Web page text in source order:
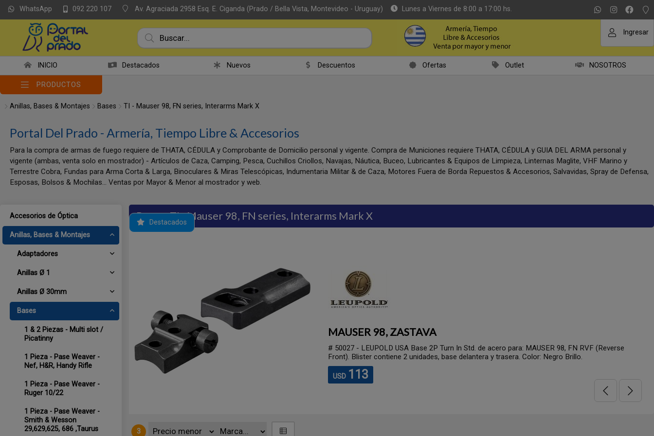
WhatsApp 092 220 107 Av. Agraciada 2958 Esq. E. Ciganda (Prado / Bella Vista, Montevideo - Uruguay) Lunes a Viernes de 8:00 a 17:00 hs.
Ingresar
INICIO Destacados Nuevos Descuentos Ofertas Outlet NOSOTROS
PRODUCTOS
Anillas, Bases & Montajes Bases TI - Mauser 98, FN series, Interarms Mark X
Portal Del Prado - Armería, Tiempo Libre & Accesorios
Para la compra de armas de fuego requiere de THATA, CÉDULA y Comprobante de Domicilio personal y vigente. Compra de Municiones requiere THATA, CÉDULA y GUIA DEL ARMA personal y
vigente (ambas, venta solo en mostrador) - Artículos de Caza, Camping, Pesca, Cuchillos Criollos, Navajas, Náutica, Buceo, Lubricantes & Equipos de Limpieza, Linternas Maglite, VHF Marino y
Terrestre Cobra, Fundas para Arma Corta & Larga, Binoculares & Miras Telescópicas, Indumentaria Militar & de Caza, Motores Fuera de Borda Repuestos & Accesorios, Salvavidas, Spray de Defensa,
Esposas, Bolsos & Mochilas... Ventas por Mayor & Menor al mostrador y web.
Accesorios de Óptica
Anillas, Bases & Montajes
Adaptadores
Anillas Ø 1
Anillas Ø 30mm
Bases
1 & 2 Piezas - Multi slot /
Picatinny
1 Pieza - Pase Weaver -
Nef, H&R, Handy Rifle
1 Pieza - Pase Weaver -
Ruger 10/22
1 Pieza - Pase Weaver -
Smith & Wesson
29,629,625, 686 ,Taurus
Bases TI - Mauser 98, FN series, Interarms Mark X
Destacados
98, INTERARMS Mark X.
o similares, anillas, bases y
MAUSER 98, ZASTAVA
# 50027 - LEUPOLD USA Base 2P Turn In Std. de acero para: MAUSER 98, FN RVF (Reverse
Front). Blister contiene 2 unidades, base delantera y trasera. Color: Negro Brillo.
USD 113
3